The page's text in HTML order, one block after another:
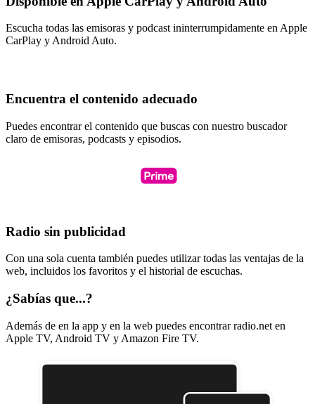
Escucha todas las emisoras y podcast ininterrumpidamente en Apple
CarPlay y Android Auto.
Encuentra el contenido adecuado
Puedes encontrar el contenido que buscas con nuestro buscador
claro de emisoras, podcasts y episodios.
Radio sin publicidad
Con una sola cuenta también puedes utilizar todas las ventajas de la
web, incluidos los favoritos y el historial de escuchas.
¿Sabías que...?
Además de en la app y en la web puedes encontrar radio.net en
Apple TV, Android TV y Amazon Fire TV.